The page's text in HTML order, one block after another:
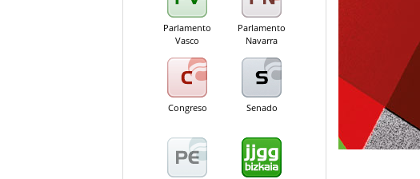
Parlamento
Vasco
Parlamento
Navarra
Congreso Senado